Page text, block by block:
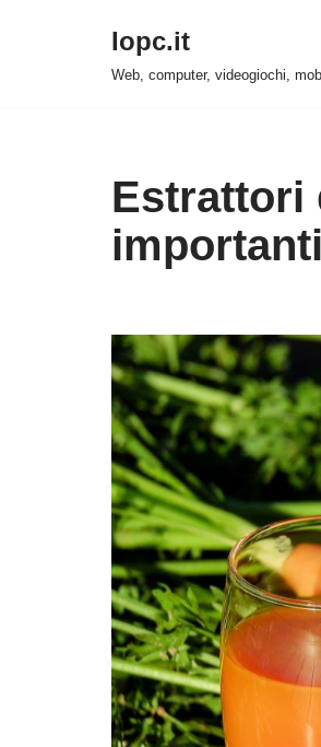
Iopc.it
Web, computer, videogiochi,
Estrattori
importanti